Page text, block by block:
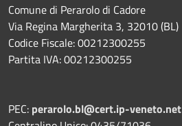
Comune di Perarolo di Cadore
Via Regina Margherita 3, 32010 (BL)
Codice Fiscale: 00212300255
Partita IVA: 00212300255
PEC: perarolo.bl@cert.ip-veneto.net